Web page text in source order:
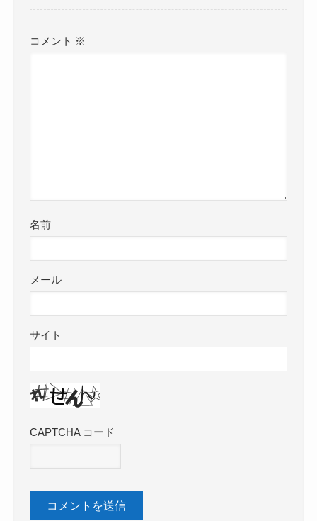
コメント ※
名前
メール
サイト
CAPTCHA コード